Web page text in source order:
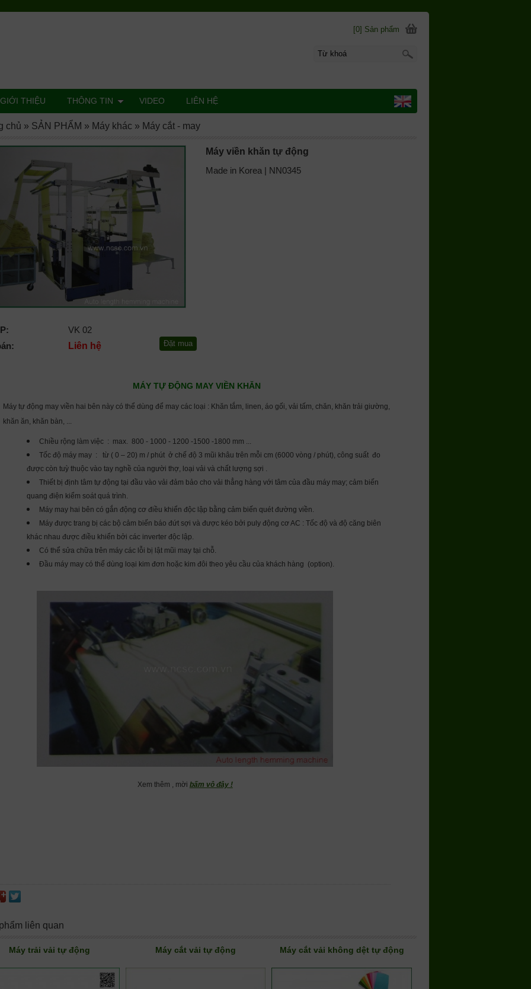
Máy viền khăn tự động
Made in Korea | NN0345
VK 02
Liên hệ
MÁY TỰ ĐỘNG MAY VIỀN KHĂN
Máy tự động may viền hai bên này có thể dùng để may các loại : Khăn tắm, linen, áo gối, vải tấm, chăn, khăn trải giường,
khăn ăn, khăn bàn, ...
Chiều rộng làm việc : max. 800 - 1000 - 1200 -1500 -1800 mm ...
Tốc độ máy may : từ ( 0 – 20) m / phút ở chế độ 3 mũi khâu trên mỗi cm (6000 vòng / phút), công suất đo
được còn tuỳ thuộc vào tay nghề của người thợ, loại vải và chất lượng sợi .
Thiết bị định tâm tự động tại đầu vào vải đảm bảo cho vải thẳng hàng với tâm của đầu máy may; cảm biến
quang điện kiểm soát quá trình.
Máy may hai bên có gắn động cơ điều khiển độc lập bằng cảm biến quét đường viền.
Máy được trang bị các bộ cảm biến báo đứt sợi và được kéo bởi puly động cơ AC : Tốc độ và độ căng biên
khác nhau được điều khiển bởi các inverter độc lập.
Có thể sửa chữa trên máy các lỗi bị lật mũi may tại chỗ.
Đầu máy may có thể dùng loại kim đơn hoặc kim đôi theo yêu cầu của khách hàng (option).
Xem thêm , mời bấm vô đây !
liên quan
Máy trải vải tự động Máy cắt vải tự động Máy cắt vải không dệt tự động
chủ » SẢN PHẨM » Máy khác » Máy cắt - may
[0] Sản phẩm
GIỚI THIỆU THÔNG TIN VIDEO LIÊN HỆ